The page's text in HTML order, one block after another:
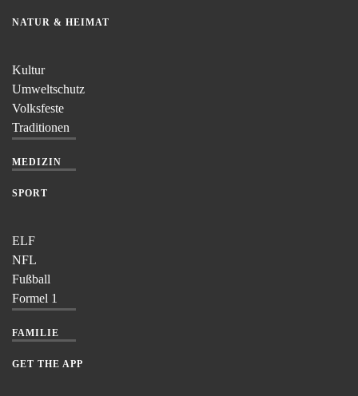
NATUR & HEIMAT
Kultur
Umweltschutz
Volksfeste
Traditionen
MEDIZIN
SPORT
ELF
NFL
Fußball
Formel 1
FAMILIE
GET THE APP